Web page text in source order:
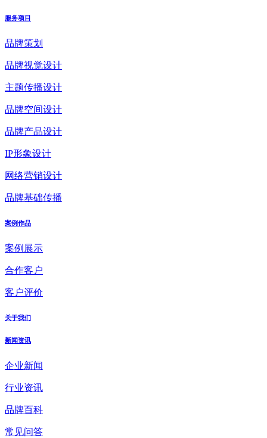
服务项目
品牌策划
品牌视觉设计
主题传播设计
品牌空间设计
品牌产品设计
IP形象设计
网络营销设计
品牌基础传播
案例作品
案例展示
合作客户
客户评价
关于我们
新闻资讯
企业新闻
行业资讯
品牌百科
常见问答